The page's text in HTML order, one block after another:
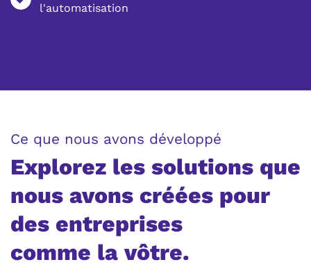
l'automatisation
Ce que nous avons développé
Explorez les solutions que
nous avons créées pour
des entreprises
comme la vôtre.